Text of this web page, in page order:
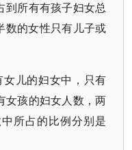
到所有有孩子妇女总
数的女性只有儿子或
女儿的妇女中，只有
女孩的妇女人数，两
所占的比例分别是